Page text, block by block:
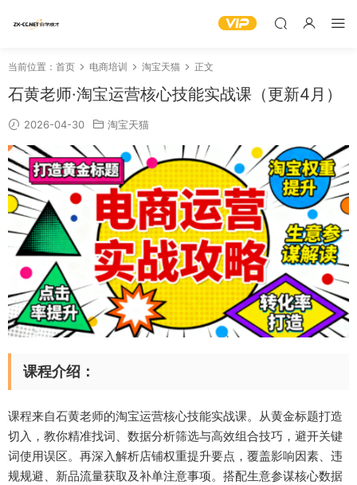
当前位置： 首页 电商培训 淘宝天猫 正文
石黄老师·淘宝运营核心技能实战课（更新4月）
2026-04-30 淘宝天猫
课程介绍：
课程来自石黄老师的淘宝运营核心技能实战课。从黄金标题打造
切入，教你精准找词、数据分析筛选与高效组合技巧，避开关键
词使用误区。再深入解析店铺权重提升要点，覆盖影响因素、违
规规避、新品流量获取及补单注意事项。搭配生意参谋核心数据